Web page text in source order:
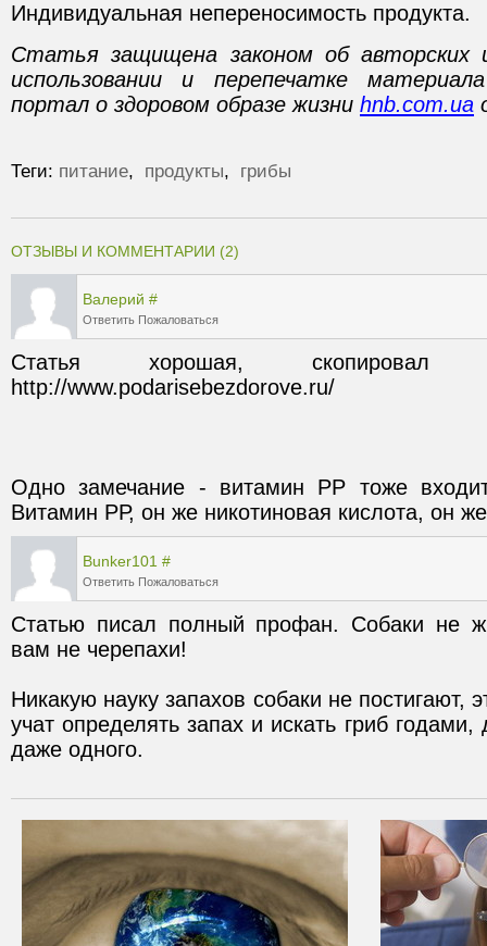
Индивидуальная непереносимость продукта.
Статья защищена законом об авторских
использовании и перепечатке
портал о здоровом образе жизни hnb.com.ua
Теги: питание, продукты, грибы
ОТЗЫВЫ И КОММЕНТАРИИ (2)
Валерий #
Ответить Пожаловаться
Статья хорошая,
Одно замечание - витамин РР тоже
Витамин РР, он же никотиновая кислота, он
Bunker101 #
Ответить Пожаловаться
Статью писал полный профан. Собаки не
Никакую науку запахов собаки не постигают,
учат определять запах и искать гриб